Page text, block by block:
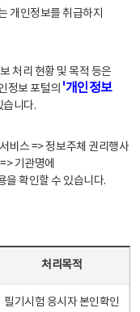
개인정보를 취급하지
처리 현황 및 목적 등은
정보 포털의 '개인정보
습니다.
스 => 정보주체 권리행사
기관명에
확인할 수 있습니다.
처리목적
필기시험 응시자 본인확인